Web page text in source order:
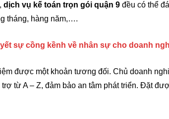
dịch vụ kế toán trọn gói quận 9 đều có thể
tháng, hàng năm,….
sự cồng kềnh về nhân sự cho doanh
được một khoản tương đối. Chủ doanh
trợ từ A – Z, đảm bảo an tâm phát triển. Đặt